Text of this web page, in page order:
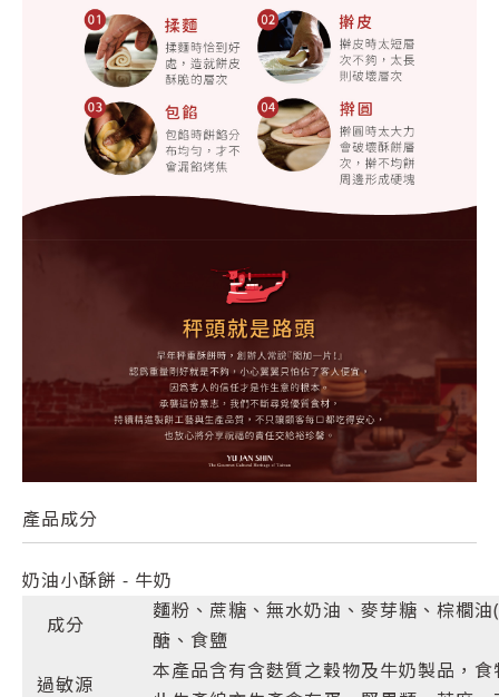
產品成分
奶油小酥餅 - 牛奶
成分
麵粉、蔗糖、無水奶油、麥芽糖、棕櫚
醣、食鹽
過敏源
本產品含有含麩質之穀物及牛奶製品，